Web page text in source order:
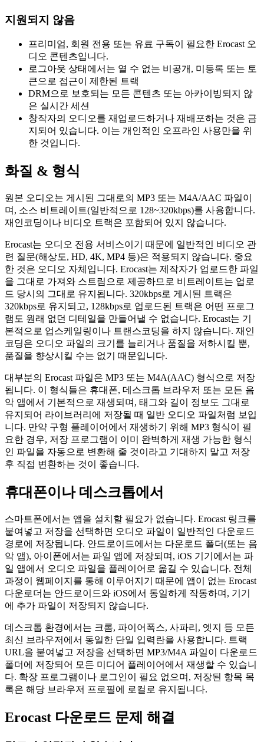
지원되지 않음
프리미엄, 회원 전용 또는 유료 구독이 필요한 Erocast 오
디오 콘텐츠입니다.
로그아웃 상태에서는 열 수 없는 비공개, 미등록 또는 토
큰으로 접근이 제한된 트랙
DRM으로 보호되는 모든 콘텐츠 또는 아카이빙되지 않
은 실시간 세션
창작자의 오디오를 재업로드하거나 재배포하는 것은 금
지되어 있습니다. 이는 개인적인 오프라인 사용만을 위
한 것입니다.
화질 & 형식
원본 오디오는 게시된 그대로의 MP3 또는 M4A/AAC 파일이
며, 소스 비트레이트(일반적으로 128~320kbps)를 사용합니다.
재인코딩이나 비디오 트랙은 포함되어 있지 않습니다.
Erocast는 오디오 전용 서비스이기 때문에 일반적인 비디오 관
련 질문(해상도, HD, 4K, MP4 등)은 적용되지 않습니다. 중요
한 것은 오디오 자체입니다. Erocast는 제작자가 업로드한 파일
을 그대로 가져와 스트림으로 제공하므로 비트레이트는 업로
드 당시의 그대로 유지됩니다. 320kbps로 게시된 트랙은
320kbps로 유지되고, 128kbps로 업로드된 트랙은 어떤 프로그
램도 원래 없던 디테일을 만들어낼 수 없습니다. Erocast는 기
본적으로 업스케일링이나 트랜스코딩을 하지 않습니다. 재인
코딩은 오디오 파일의 크기를 늘리거나 품질을 저하시킬 뿐,
품질을 향상시킬 수는 없기 때문입니다.
대부분의 Erocast 파일은 MP3 또는 M4A(AAC) 형식으로 저장
됩니다. 이 형식들은 휴대폰, 데스크톱 브라우저 또는 모든 음
악 앱에서 기본적으로 재생되며, 태그와 길이 정보도 그대로
유지되어 라이브러리에 저장될 때 일반 오디오 파일처럼 보입
니다. 만약 구형 플레이어에서 재생하기 위해 MP3 형식이 필
요한 경우, 저장 프로그램이 이미 완벽하게 재생 가능한 형식
인 파일을 자동으로 변환해 줄 것이라고 기대하지 말고 저장
후 직접 변환하는 것이 좋습니다.
휴대폰이나 데스크톱에서
스마트폰에서는 앱을 설치할 필요가 없습니다. Erocast 링크를
붙여넣고 저장을 선택하면 오디오 파일이 일반적인 다운로드
경로에 저장됩니다. 안드로이드에서는 다운로드 폴더(또는 음
악 앱), 아이폰에서는 파일 앱에 저장되며, iOS 기기에서는 파
일 앱에서 오디오 파일을 플레이어로 옮길 수 있습니다. 전체
과정이 웹페이지를 통해 이루어지기 때문에 앱이 없는 Erocast
다운로더는 안드로이드와 iOS에서 동일하게 작동하며, 기기
에 추가 파일이 저장되지 않습니다.
데스크톱 환경에서는 크롬, 파이어폭스, 사파리, 엣지 등 모든
최신 브라우저에서 동일한 단일 입력란을 사용합니다. 트랙
URL을 붙여넣고 저장을 선택하면 MP3/M4A 파일이 다운로드
폴더에 저장되어 모든 미디어 플레이어에서 재생할 수 있습니
다. 확장 프로그램이나 로그인이 필요 없으며, 저장된 항목 목
록은 해당 브라우저 프로필에 로컬로 유지됩니다.
Erocast 다운로드 문제 해결